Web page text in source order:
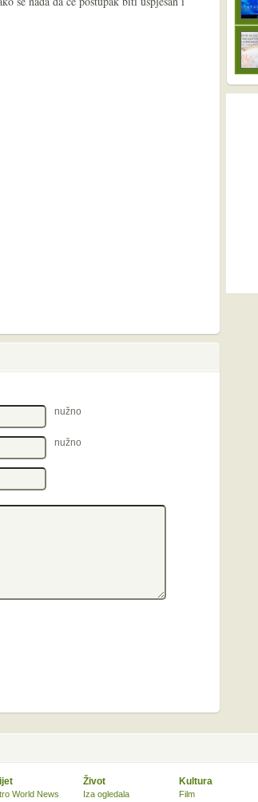
nužno
nužno
World News
Život
Iza ogledala
Kultura
Film